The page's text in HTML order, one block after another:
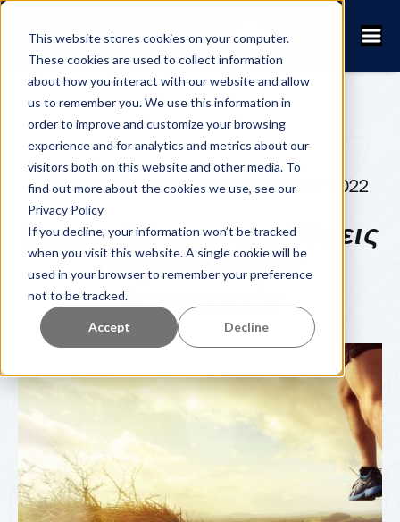
This website stores cookies on your computer.
These cookies are used to collect information
about how you interact with our website and allow
us to remember you. We use this information in
order to improve and customize your browsing
experience and for analytics and metrics about our
visitors both on this website and other media. To
find out more about the cookies we use, see our
Privacy Policy
If you decline, your information won’t be tracked
when you visit this website. A single cookie will be
used in your browser to remember your preference
not to be tracked.
Accept Decline
ERIK SJÖBECK 24 ΙΑΝΟΥΑΡΊΟΥ 2022
Ευκαιρίες και επενδύσεις
στην υπαίθρια
βιομηχανία